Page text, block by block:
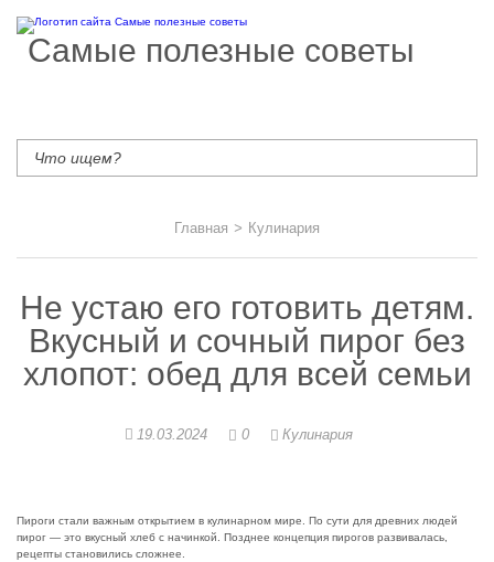
Самые полезные советы
Главная > Кулинария
Не устаю его готовить детям.
Вкусный и сочный пирог без
хлопот: обед для всей семьи
19.03.2024 0 Кулинария
Пироги стали важным открытием в кулинарном мире. По сути для древних людей
пирог — это вкусный хлеб с начинкой. Позднее концепция пирогов развивалась,
рецепты становились сложнее.